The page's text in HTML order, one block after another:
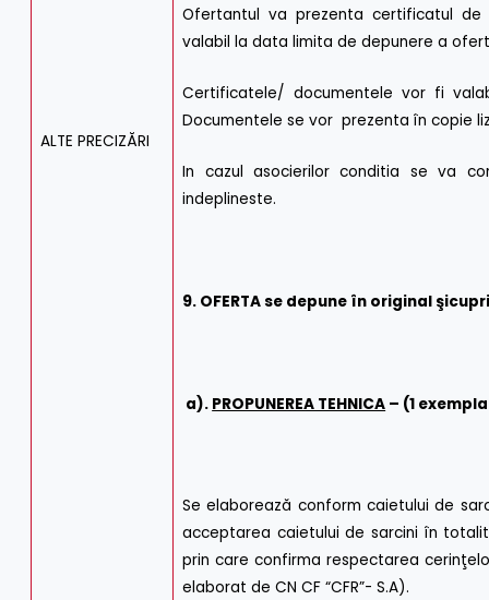
ALTE PRECIZĂRI
Ofertantul va prezenta certificatul de
valabil la data limita de depunere a
Certificatele/ documentele vor fi
Documentele se vor prezenta în copie
In cazul asocierilor conditia se va
indeplineste.
9. OFERTA se depune în original şi
a). PROPUNEREA TEHNICA – (1
Se elaborează conform caietului de
acceptarea caietului de sarcini în
prin care confirma respectarea
elaborat de CN CF “CFR”- S.A).